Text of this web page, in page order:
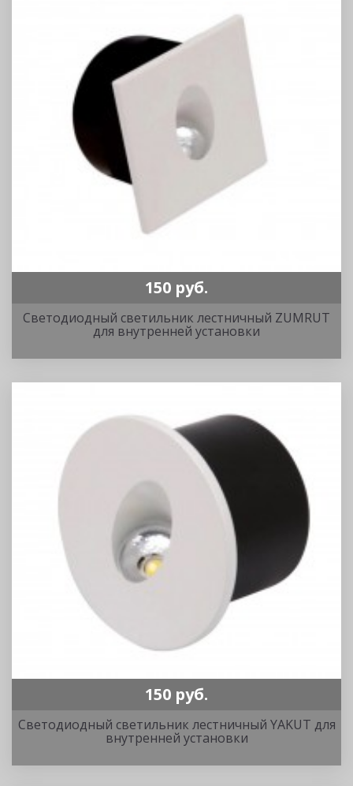
150 руб.
Светодиодный светильник лестничный ZUMRUT
для внутренней установки
150 руб.
Светодиодный светильник лестничный YAKUT для
внутренней установки